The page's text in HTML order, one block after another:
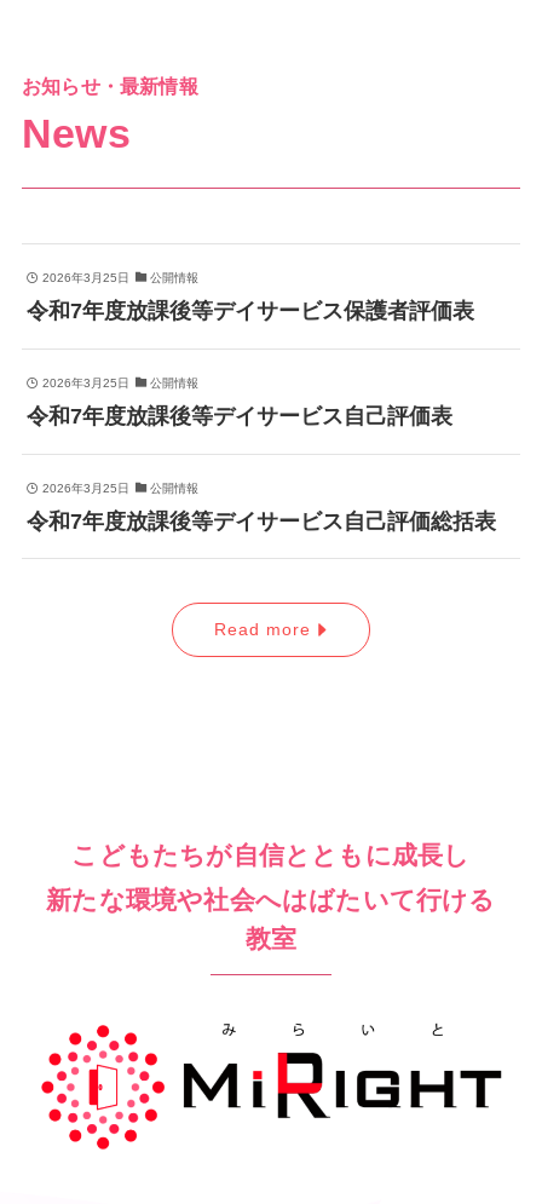
お知らせ・最新情報
News
2026年3月25日 公開情報
令和7年度放課後等デイサービス保護者評価表
2026年3月25日 公開情報
令和7年度放課後等デイサービス自己評価表
2026年3月25日 公開情報
令和7年度放課後等デイサービス自己評価総括表
Read more
こどもたちが自信とともに成長し
新たな環境や社会へはばたいて行ける
教室